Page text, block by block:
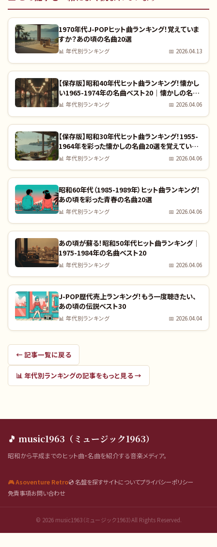
1970年代J-POPヒット曲ランキング！覚えていま
すか？あの頃の名曲20選
📊 年代別ランキング 📅 2026.04.13
【保存版】昭和40年代ヒット曲ランキング！懐かし
い1965-1974年の名曲ベスト20｜懐かしの名曲
完全リスト
📊 年代別ランキング 📅 2026.04.06
【保存版】昭和30年代ヒット曲ランキング！1955-
1964年を彩った懐かしの名曲20選を覚えていま
すか？｜全曲リスト付き
📊 年代別ランキング 📅 2026.04.06
昭和60年代（1985-1989年）ヒット曲ランキング！
あの頃を彩った青春の名曲20選
📊 年代別ランキング 📅 2026.04.06
あの頃が蘇る！昭和50年代ヒット曲ランキング｜
1975-1984年の名曲ベスト20
📊 年代別ランキング 📅 2026.04.06
J-POP歴代売上ランキング！もう一度聴きたい、
あの頃の伝説ベスト30
📊 年代別ランキング 📅 2026.04.04
← 記事一覧に戻る
📊 年代別ランキングの記事をもっと見る →
🎵 music1963（ミュージック1963）
昭和から平成までのヒット曲・名曲を紹介する音楽メディア。
🎮 Asoventure Retro💿 名盤を探すサイトについてプライバシーポリシー
免責事項お問い合わせ
© 2026music1963（ミュージック1963）All Rights Reserved.